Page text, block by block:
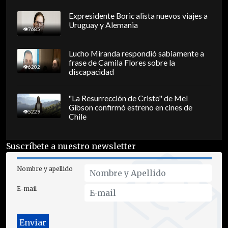
7685
Expresidente Boric alista nuevos viajes a
Uruguay y Alemania
6202
Lucho Miranda respondió sabiamente a
frase de Camila Flores sobre la
discapacidad
5229
"La Resurrección de Cristo" de Mel
Gibson confirmó estreno en cines de
Chile
Suscríbete a nuestro newsletter
Nombre y apellido
E-mail